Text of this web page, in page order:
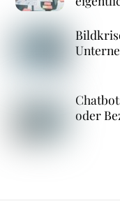
oder